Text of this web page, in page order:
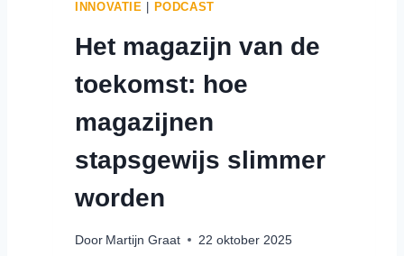
L
M
E
D
H
E
INNOVATIE PODCAST
Het magazijn van de
toekomst: hoe
magazijnen
stapsgewijs slimmer
worden
Door Martijn Graat 22 oktober 2025